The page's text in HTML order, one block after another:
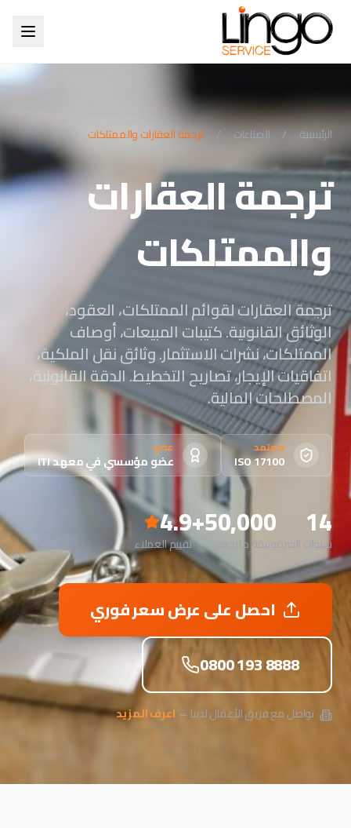
الرئيسية / الصناعات / ترجمة العقارات والممتلكات
ترجمة العقارات
والممتلكات
ترجمة العقارات لقوائم الممتلكات، العقود،
الوثائق القانونية. كتيبات المبيعات، أوصاف
الممتلكات، نشرات الاستثمار. وثائق نقل الملكية،
اتفاقيات الإيجار، تصاريح التخطيط. الدقة القانونية،
المصطلحات المالية.
معتمد
ISO 17100
عضو
عضو مؤسسي في معهد ITI
14
سنوات الخبرة50,000+
وثيقة مترجمة 4.9
تقييم العملاء
احصل على عرض سعر فوري
0800 193 8888
تواصل مع فريق الأعمال لدينا ← اعرف المزيد